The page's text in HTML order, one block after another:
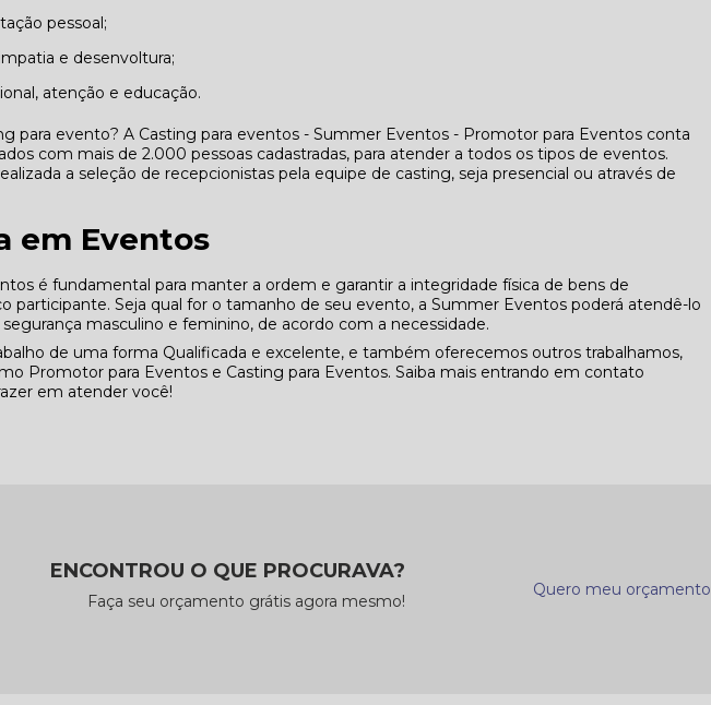
pessoal;
e desenvoltura;
atenção e educação.
para evento? A Casting para eventos - Summer Eventos - Promotor para Eventos conta
com mais de 2.000 pessoas cadastradas, para atender a todos os tipos de eventos.
a seleção de recepcionistas pela equipe de casting, seja presencial ou através de
em Eventos
é fundamental para manter a ordem e garantir a integridade física de bens de
participante. Seja qual for o tamanho de seu evento, a Summer Eventos poderá atendê-lo
masculino e feminino, de acordo com a necessidade.
de uma forma Qualificada e excelente, e também oferecemos outros trabalhamos,
Promotor para Eventos e Casting para Eventos. Saiba mais entrando em contato
em atender você!
ENCONTROU O QUE PROCURAVA?
Faça seu orçamento grátis agora mesmo!
Quero meu orçamento